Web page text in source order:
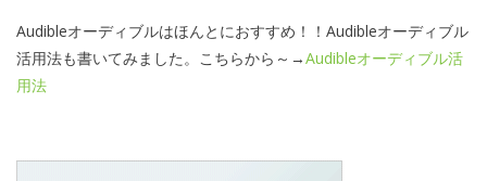
Audibleオーディブルはほんとにおすすめ！！Audibleオーディブル
活用法も書いてみました。こちらから～→Audibleオーディブル活
用法